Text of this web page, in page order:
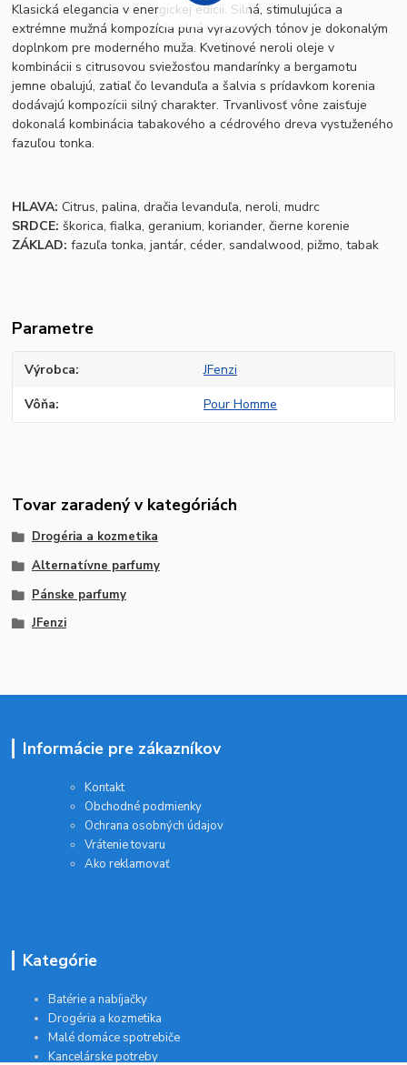
Klasická elegancia v energickej edícii. Silná, stimulujúca a
extrémne mužná kompozícia plná výrazových tónov je dokonalým
doplnkom pre moderného muža. Kvetinové neroli oleje v
kombinácii s citrusovou sviežosťou mandarínky a bergamotu
jemne obalujú, zatiaľ čo levanduľa a šalvia s prídavkom korenia
dodávajú kompozícii silný charakter. Trvanlivosť vône zaisťuje
dokonalá kombinácia tabakového a cédrového dreva vystuženého
fazuľou tonka.
HLAVA: Citrus, palina, dračia levanduľa, neroli, mudrc
SRDCE: škorica, fialka, geranium, koriander, čierne korenie
ZÁKLAD:fazuľa tonka, jantár, céder, sandalwood, pižmo, tabak
Parametre
Výrobca JFenzi
Vôňa Pour Homme
Tovar zaradený v kategóriách
Drogéria a kozmetika
Alternatívne parfumy
Pánske parfumy
JFenzi
Informácie pre zákazníkov
Kontakt
Obchodné podmienky
Ochrana osobných údajov
Vrátenie tovaru
Ako reklamovať
Kategórie
Batérie a nabíjačky
Drogéria a kozmetika
Malé domáce spotrebiče
Kancelárske potreby